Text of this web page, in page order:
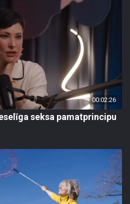
00:02:26
seksa pamatprincipu